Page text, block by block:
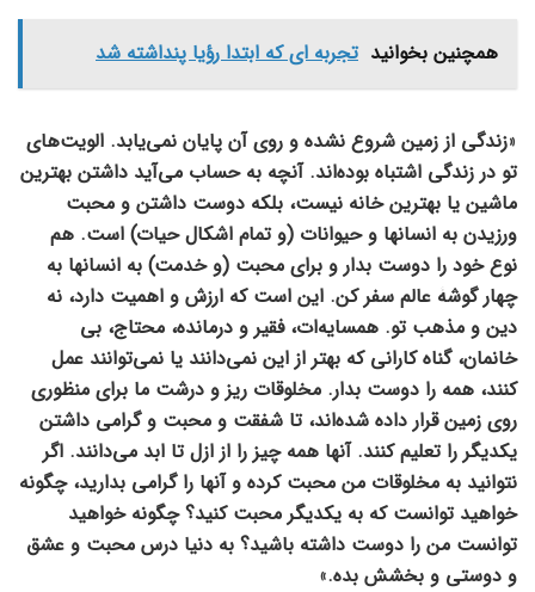
همچنین بخوانید تجربه ای که ابتدا رؤیا پنداشته شد
«زندگی از زمین شروع نشده و روی آن پایان نمی‌یابد. الویت‌های
تو در زندگی اشتباه بوده‌اند. آنچه به حساب می‌آید داشتن بهترین
ماشین یا بهترین خانه نیست، بلکه دوست داشتن و محبت
ورزیدن به انسانها و حیوانات (و تمام اشکال حیات) است. هم
نوع خود را دوست بدار و برای محبت (و خدمت) به انسانها به
چهار گوشۀ عالم سفر کن. این است که ارزش و اهمیت دارد، نه
دین و مذهب تو. همسایه‌ات، فقیر و درمانده، محتاج، بی
خانمان، گناه کارانی که بهتر از این نمی‌دانند یا نمی‌توانند عمل
کنند، همه را دوست بدار. مخلوقات ریز و درشت ما برای منظوری
روی زمین قرار داده شده‌اند، تا شفقت و محبت و گرامی داشتن
یکدیگر را تعلیم کنند. آنها همه چیز را از ازل تا ابد می‌دانند. اگر
نتوانید به مخلوقات من محبت کرده و آنها را گرامی بدارید، چگونه
خواهید توانست که به یکدیگر محبت کنید؟ چگونه خواهید
توانست من را دوست داشته باشید؟ به دنیا درس محبت و عشق
و دوستی و بخشش بده.»